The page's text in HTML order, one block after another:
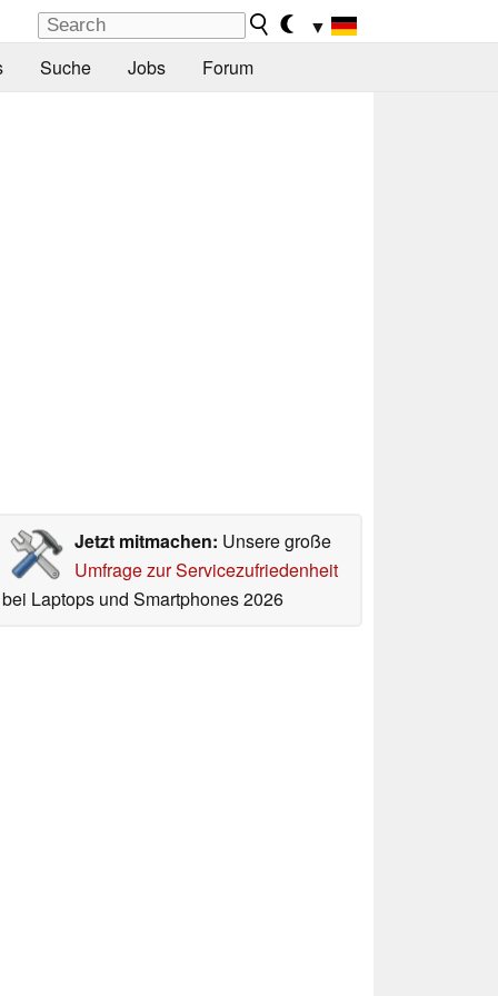
▼
Suche Jobs Forum
Jetzt mitmachen: Unsere große
Umfrage zur Servicezufriedenheit
bei Laptops und Smartphones 2026